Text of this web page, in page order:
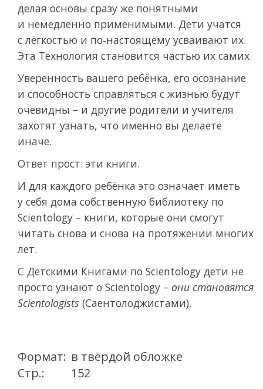
делая основы сразу же понятными
и немедленно применимыми. Дети учатся
с лёгкостью и по‑настоящему усваивают их.
Эта Технология становится частью их самих.
Уверенность вашего ребёнка, его осознание
и способность справляться с жизнью будут
очевидны – и другие родители и учителя
захотят узнать, что именно вы делаете
иначе.
Ответ прост: эти книги.
И для каждого ребёнка это означает иметь
у себя дома собственную библиотеку по
Scientology – книги, которые они смогут
читать снова и снова на протяжении многих
лет.
С Детскими Книгами по Scientology дети не
просто узнают о Scientology – они становятся
Scientologists (Саентолоджистами).
Формат: в твёрдой обложке
Стр.:
152